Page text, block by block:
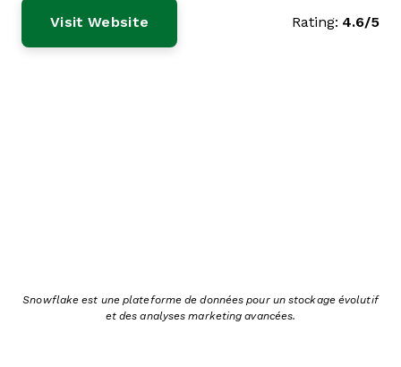
Visit Website Rating: 4.6/5
Snowflake est une plateforme de données pour un stockage évolutif
et des analyses marketing avancées.